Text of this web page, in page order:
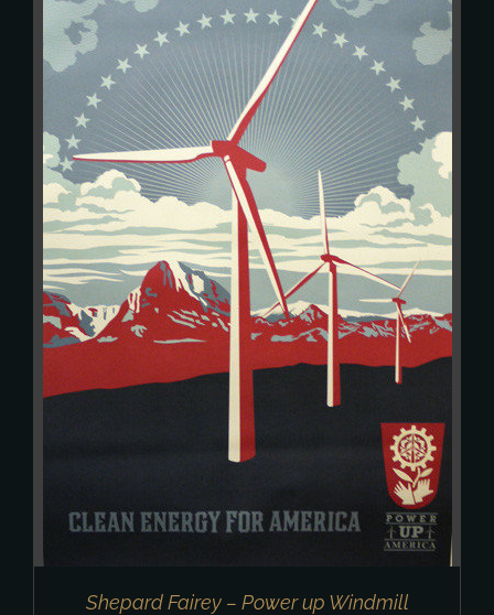
Shepard Fairey – Power up Windmill